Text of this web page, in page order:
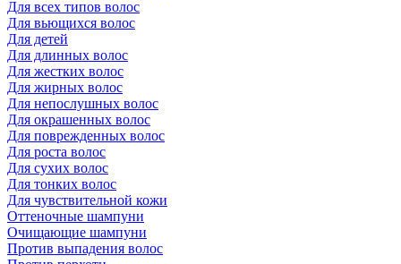
Для всех типов волос
Для вьющихся волос
Для детей
Для длинных волос
Для жестких волос
Для жирных волос
Для непослушных волос
Для окрашенных волос
Для поврежденных волос
Для роста волос
Для сухих волос
Для тонких волос
Для чувствительной кожи
Оттеночные шампуни
Очищающие шампуни
Против выпадения волос